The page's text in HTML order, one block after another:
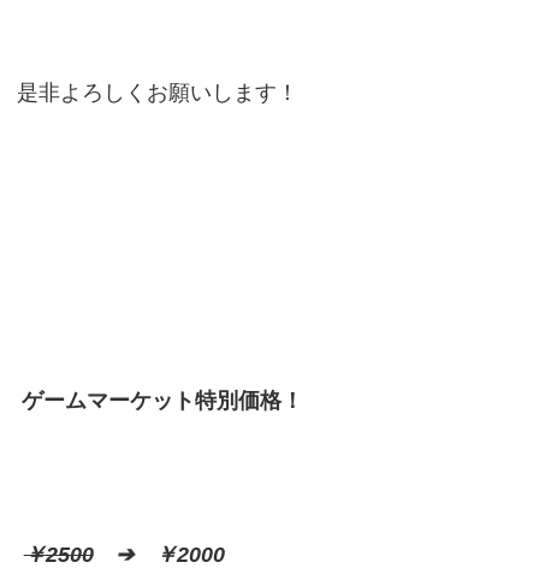
是非よろしくお願いします！
ゲームマーケット特別価格！
￥2500➔ ￥2000